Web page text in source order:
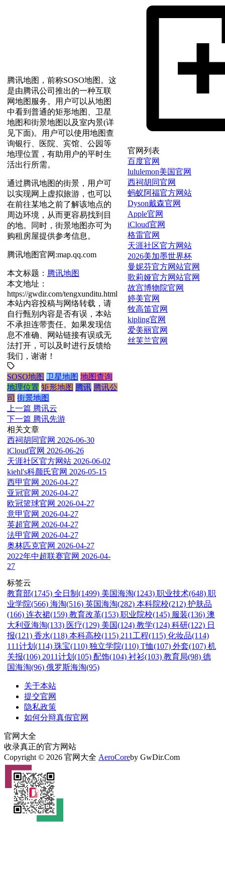
腾讯地图，前称SOSO地图。这
是由腾讯公司推出的一种互联
网地图服务。用户可以从地图
中看到普通的矩形地图、卫星
地图和街景地图以及室内景(详
见下面)。用户可以使用地图查
询银行、医院、宾馆、公园等
地理位置，有助用户的平时生
活出行所需。
通过腾讯地图的街景，用户可
以实现网上虚拟旅游，也可以
在前往某地之前了解该地点的
周边环境，从而更容易找到目
的地。同时，街景地图亦可为
购租房屋提供参考信息。
腾讯地图官网:map.qq.com
本文标题： 腾讯地图
本文地址：
https://gwdir.com/tengxunditu.html
本站内容投稿与网络转载，请
自行甄别内容是否有误，本站
不承担连带责任。如果发现信
息不准确、网站链接有误或无
法打开，可以及时进行反馈给
我们，谢谢！
SOSO地图 卫星地图 地图查询
地理位置 矩形地图 腾讯 腾讯公
司 街景地图
上一篇 腾讯云
下一篇 腾讯先游
相关文章
西祠胡同官网 2026-06-30
iCloud官网 2026-06-26
天涯社区官方网站 2026-06-02
kiehl's科颜氏官网 2026-05-15
西甲官网 2026-04-27
亚冠官网 2026-04-27
欧冠篮球官网 2026-04-27
意甲官网 2026-04-27
英超官网 2026-04-27
法甲官网 2026-04-27
奥林匹克官网 2026-04-27
2022年中超联赛官网 2026-04-
27
官网列表
百度官网
lululemon美国官网
西祠胡同官网
蚂蚁阿福官方网站
Dyson戴森官网
Apple官网
iCloud官网
格雷官网
天涯社区官方网站
2026美加墨世界杯
曼妮芬官方网站官网
歌莉娅官方网站官网
故宫博物院官网
婷美官网
牧高笛官网
kipling官网
爱美丽官网
丝芙兰官网
标签云
教育部(1745) 全日制(1499) 美国海淘(1243) 职业技术(648) 职
业学院(566) 海淘(516) 英国海淘(282) 本科院校(212) 护肤品
(166) 连衣裙(159) 教育改革(153) 职业院校(145) 服装(136) 澳
大利亚海淘(133) 医疗(129) 美国(124) 教学(124) 科研(122) 日
报(121) 香水(118) 本科高校(115) 211工程(115) 化妆品(114)
111计划(114) 珠宝(110) 独立学院(110) T恤(107) 外套(107) 机
关报(106) 2011计划(105) 配饰(104) 衬衫(103) 教育局(98) 德
国海淘(96) 俄罗斯海淘(95)
关于本站
提交官网
隐私政策
如何分辩真假官网
官网大全
收录真正的官方网站
Copyright © 2026 官网大全 AeroCoreby GwDir.Com